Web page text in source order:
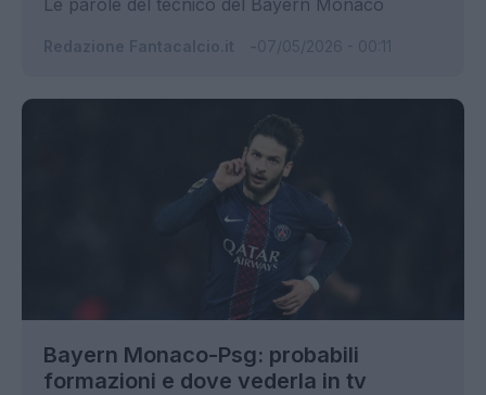
Le parole del tecnico del Bayern Monaco
Bayern Monaco-Psg: probabili
formazioni e dove vederla in tv